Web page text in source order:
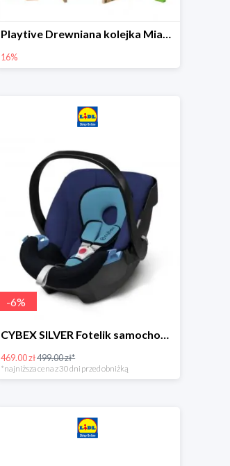
Playtive Drewniana kolejka Miasto lub Farma
16%
-6%
CYBEX SILVER Fotelik samochodowy + dostawa gratis!
469.00 zł499.00 zł*
*najniższa cena z 30 dni przed obniżką